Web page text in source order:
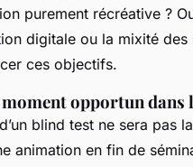
purement récréative ?
digitale ou la mixité des
ces objectifs.
opportun dans
blind test ne sera pas
animation en fin de